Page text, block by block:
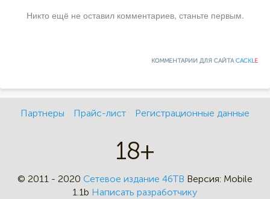
Никто ещё не оставил комментариев, станьте первым.
КОММЕНТАРИИ ДЛЯ САЙТАCACKLE
Партнеры Прайс-лист Регистрационные данные
18+
© 2011 - 2020 Сетевое издание 46ТВ Версия: Mobile
1.1b Написать разработчику